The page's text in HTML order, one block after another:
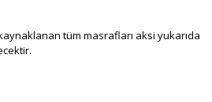
kaynaklanan tüm masrafları aksi yukarıda